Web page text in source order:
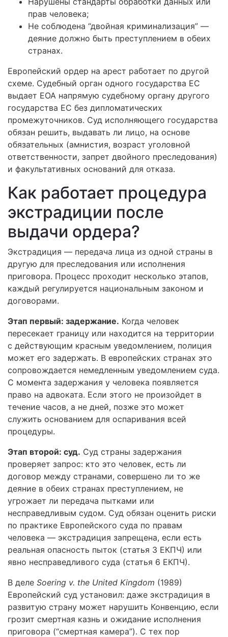
прав человека;
Не соблюдена “двойная криминализация” —
деяние должно быть преступлением в обеих
странах.
Европейский ордер на арест работает по другой
схеме. Судебный орган одного государства ЕС
выдает ЕОА напрямую судебному органу другого
государства ЕС без дипломатических
промежуточников. Суд исполняющего государства
обязан решить, выдавать ли лицо, на основе
обязательных (амнистия, возраст уголовной
ответственности, запрет двойного преследования)
и факультативных оснований для отказа.
Как работает процедура
экстрадиции после
выдачи ордера?
Экстрадиция — передача лица из одной страны в
другую для преследования или исполнения
приговора. Процесс проходит несколько этапов,
каждый регулируется национальным законом и
договорами.
Этап первый: задержание. Когда человек
пересекает границу или находится на территории
с действующим красным уведомлением, полиция
может его задержать. В европейских странах это
сопровождается немедленным уведомлением суда.
С момента задержания у человека появляется
право на адвоката. Если этого не произойдет в
течение часов, а не дней, позже это может
служить основанием для оспаривания всей
процедуры.
Этап второй: суд. Суд страны задержания
проверяет запрос: кто это человек, есть ли
договор между странами, совершено ли то же
деяние в обеих странах преступлением, не
угрожает ли передача пытками или
несправедливым судом. Суд обязан оценить риски
по практике Европейского суда по правам
человека — экстрадиция запрещена, если есть
реальная опасность пыток (статья 3 ЕКПЧ) или
явно несправедливого суда (статья 6 ЕКПЧ).
В деле Soering v. the United Kingdom (1989)
Европейский суд установил: даже экстрадиция в
развитую страну может нарушить Конвенцию, если
грозит смертная казнь и ожидание исполнения
приговора (“смертная камера”). С тех пор